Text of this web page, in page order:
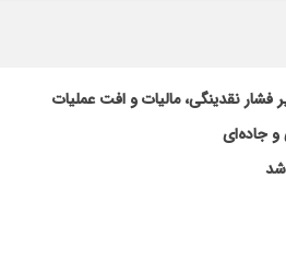
نقدینگی، مالیات و افت عملیات
و جاده‌ای
شد